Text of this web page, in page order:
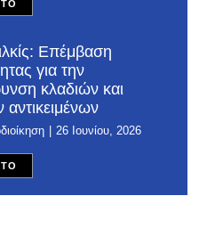
Επέμβαση
για την
κλαδιών και
26 Ιουνίου, 2026